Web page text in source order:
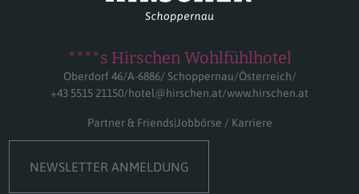
****s Hirschen Wohlfühlhotel
Oberdorf 46 A-6886 Schoppernau Österreich
+43 5515 21150 hotel@hirschen.at www.hirschen.at
Partner & Friends Jobbörse / Karriere
NEWSLETTER ANMELDUNG